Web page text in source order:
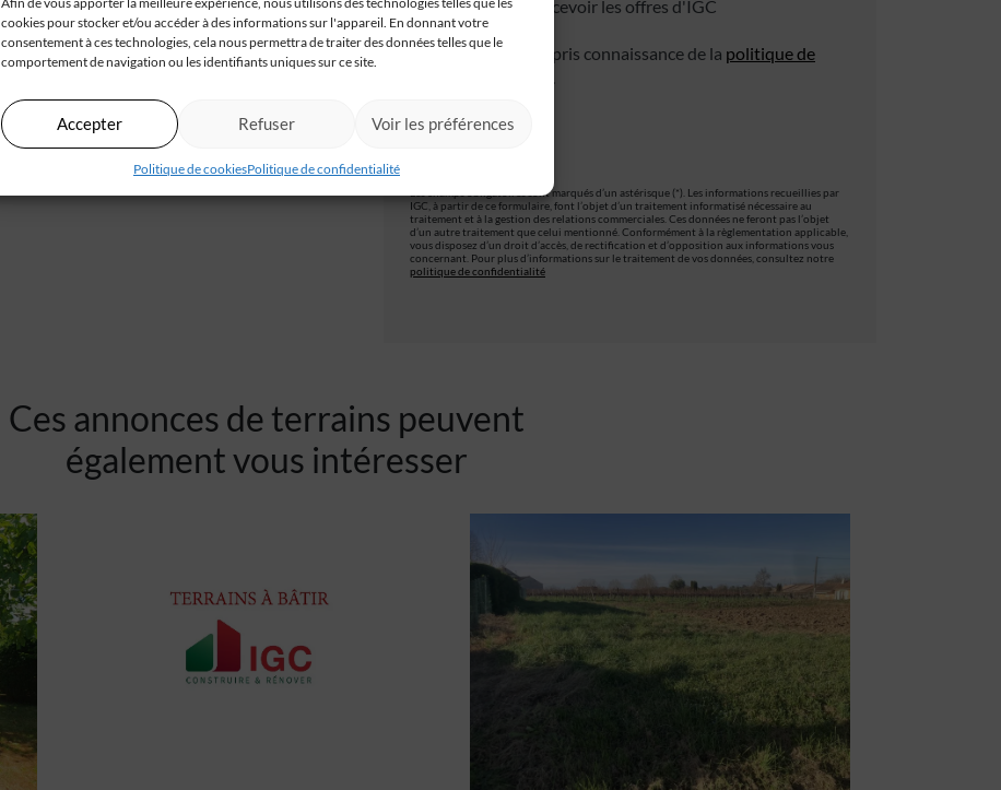
cookies pour stocker et/ou accéder à des informations sur l'appareil. En donnant votre
consentement à ces technologies, cela nous permettra de traiter des données telles que le
comportement de navigation ou les identifiants uniques sur ce site.
Accepter Refuser Voir les préférences
Politique de cookiesPolitique de confidentialité
J'accepte de recevoir les offres d'IGC
Je valide avoir pris connaissance de la politique de
Les champs obligatoires sont marqués d’un astérisque (*). Les informations recueillies par
IGC, à partir de ce formulaire, font l’objet d’un traitement informatisé nécessaire au
traitement et à la gestion des relations commerciales. Ces données ne feront pas l’objet
d’un autre traitement que celui mentionné. Conformément à la règlementation applicable,
vous disposez d’un droit d’accès, de rectification et d’opposition aux informations vous
concernant. Pour plus d’informations sur le traitement de vos données, consultez notre
politique de confidentialité
Ces annonces de terrains peuvent
également vous intéresser